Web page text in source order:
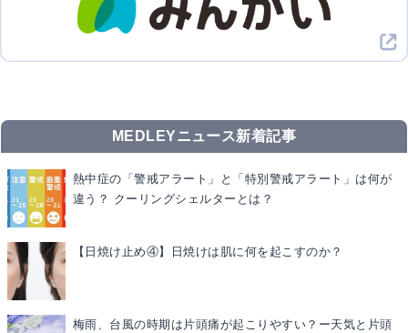
MEDLEYニュース新着記事
熱中症の「警戒アラート」と「特別警戒アラート」は何が
違う？ クーリングシェルターとは？
【日焼け止め④】日焼けは肌に何を起こすのか？
梅雨、台風の時期は片頭痛が起こりやすい？ー天気と片頭